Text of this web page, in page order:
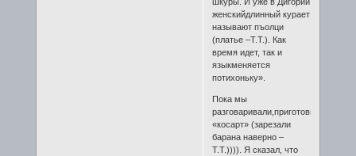
женскийдлинный курает
называют пъолци
(платье –Т.Т.). Как
время идет, так и
языкменяется
потихоньку».
Пока мы
разговаривали,приготовили
«косарт» (зарезали
барана наверно –
Т.Т.)))). Я сказал, что